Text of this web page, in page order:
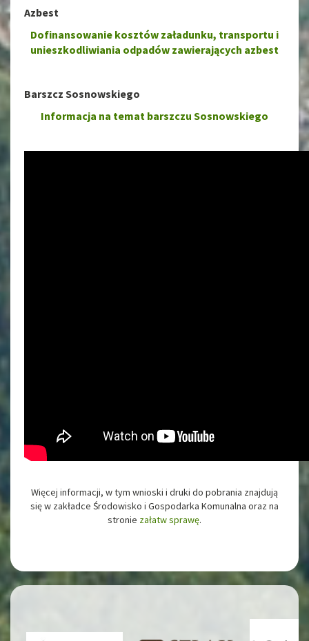
Azbest
Dofinansowanie kosztów załadunku, transportu i
unieszkodliwiania odpadów zawierających azbest
Barszcz Sosnowskiego
Informacja na temat barszczu Sosnowskiego
Więcej informacji, w tym wnioski i druki do pobrania znajdują
się w zakładce Środowisko i Gospodarka Komunalna oraz na
stronie załatw sprawę.